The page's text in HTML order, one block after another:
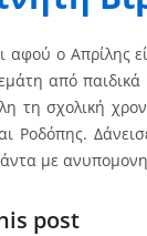
αφού ο Απρίλης
από παιδικά
τη σχολική
Ροδόπης.
με
post